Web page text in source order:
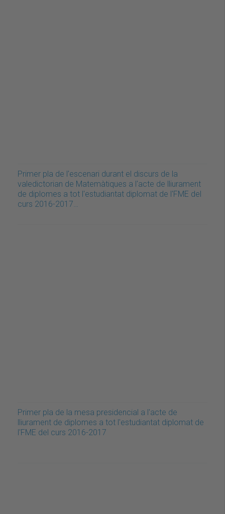
Primer pla de l'escenari durant el discurs de la
valedictorian de Matemàtiques a l'acte de lliurament
de diplomes a tot l'estudiantat diplomat de l'FME del
curs 2016-2017…
Primer pla de la mesa presidencial a l'acte de
lliurament de diplomes a tot l'estudiantat diplomat de
l'FME del curs 2016-2017